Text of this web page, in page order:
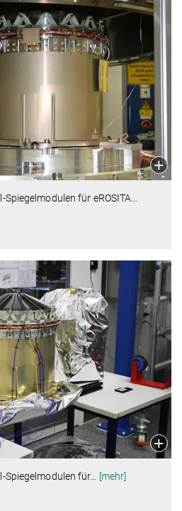
für eROSITA
Spiegelmodulen für…
[mehr]